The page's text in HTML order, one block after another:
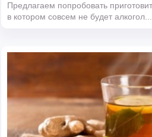
Предлагаем попробовать
в котором совсем не будет алкогол...